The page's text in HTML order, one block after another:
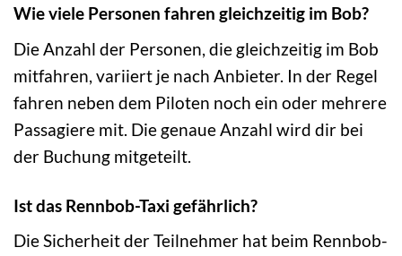
Wie viele Personen fahren gleichzeitig im Bob?
Die Anzahl der Personen, die gleichzeitig im Bob
mitfahren, variiert je nach Anbieter. In der Regel
fahren neben dem Piloten noch ein oder mehrere
Passagiere mit. Die genaue Anzahl wird dir bei
der Buchung mitgeteilt.
Ist das Rennbob-Taxi gefährlich?
Die Sicherheit der Teilnehmer hat beim Rennbob-